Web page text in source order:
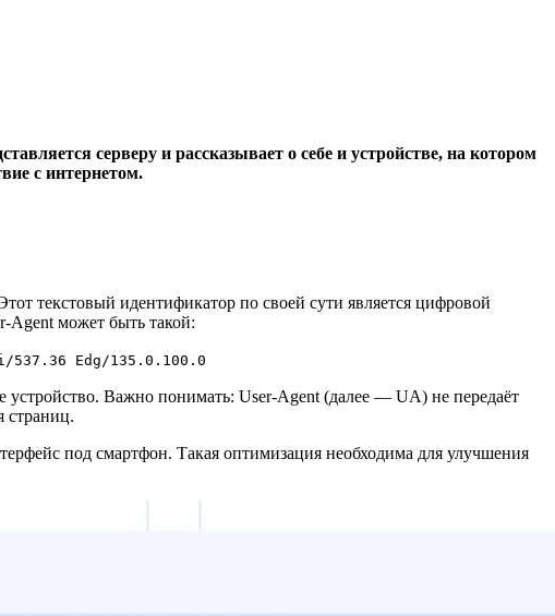
серверу и рассказывает о себе и устройстве, на котором
с интернетом.
текстовый идентификатор по своей сути является цифровой
Agent может быть такой:
537.36 Edg/135.0.100.0
устройство. Важно понимать: User-Agent (далее — UA) не передаёт
страниц.
под смартфон. Такая оптимизация необходима для улучшения